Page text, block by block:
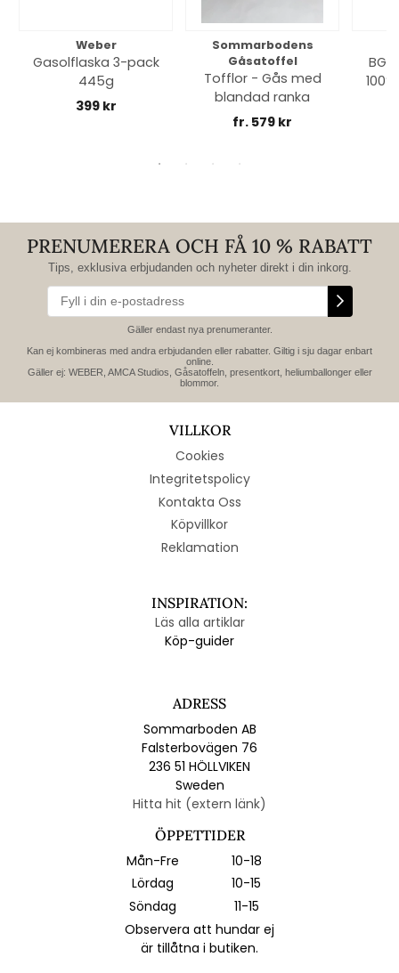
Weber
Gasolflaska 3-pack
445g
399 kr
Sommarbodens
Gåsatoffel
Tofflor - Gås med
blandad ranka
fr. 579 kr
PRENUMERERA OCH FÅ 10 % RABATT
Tips, exklusiva erbjudanden och nyheter direkt i din inkorg.
Gäller endast nya prenumeranter.
Kan ej kombineras med andra erbjudanden eller rabatter. Giltig i sju dagar enbart
online.
Gäller ej: WEBER, AMCA Studios, Gåsatoffeln, presentkort, heliumballonger eller
blommor.
VILLKOR
Cookies
Integritetspolicy
Kontakta Oss
Köpvillkor
Reklamation
INSPIRATION:
Läs alla artiklar
Köp-guider
ADRESS
Sommarboden AB
Falsterbovägen 76
236 51 HÖLLVIKEN
Sweden
Hitta hit (extern länk)
ÖPPETTIDER
Mån-Fre
10-18
Lördag
10-15
Söndag
11-15
Observera att hundar ej
är tillåtna i butiken.